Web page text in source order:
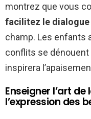
montrez que vous
facilitez le dialogue
champ. Les enfants
conflits se
inspirera
Enseigner l’art
l’expression des